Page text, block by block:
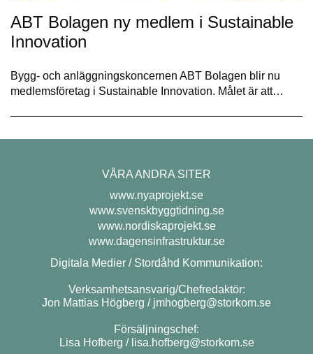
ABT Bolagen ny medlem i Sustainable
Innovation
Bygg- och anläggningskoncernen ABT Bolagen blir nu
medlemsföretag i Sustainable Innovation. Målet är att…
VÅRA ANDRA SITER
www.nyaprojekt.se
www.svenskbyggtidning.se
www.nordiskaprojekt.se
www.dagensinfrastruktur.se
Digitala Medier / Stordåhd Kommunikation:
Verksamhetsansvarig/Chefredaktör:
Jon Mattias Högberg / jmhogberg@storkom.se
Försäljningschef:
Lisa Hofberg / lisa.hofberg@storkom.se